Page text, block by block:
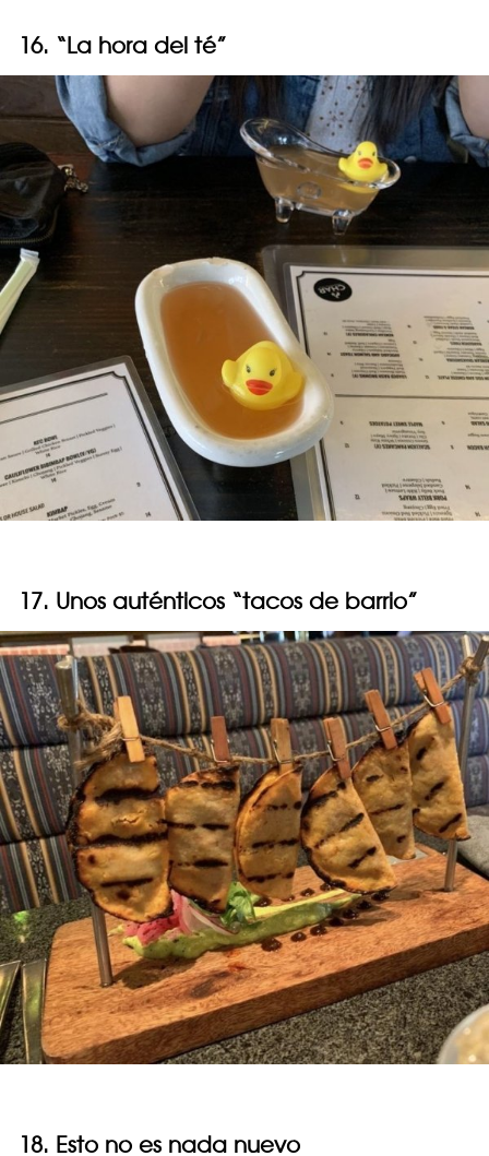
16. “La hora del té”
17. Unos auténticos “tacos de barrio”
18. Esto no es nada nuevo